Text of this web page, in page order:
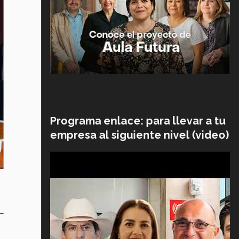
Programa enlace: para llevar a tu
empresa al siguiente nivel (video)